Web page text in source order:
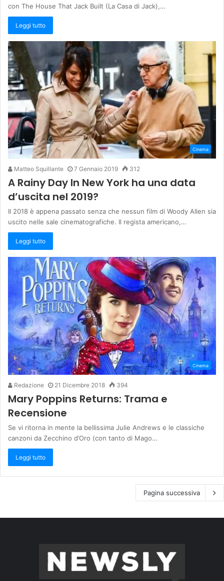
con The House That Jack Built (La Casa di Jack),…
Leggi tutto
Cinema
Matteo Squillante 7 Gennaio 2019 312
A Rainy Day In New York ha una data
d’uscita nel 2019?
Il 2018 è appena passato senza che nessun film di Woody Allen sia
uscito nelle sale cinematografiche. Il regista americano,…
Leggi tutto
Cinema
Redazione 21 Dicembre 2018 394
Mary Poppins Returns: Trama e
Recensione
Se vi ritorna in mente la bellissima Julie Andrews e le classiche
canzoni da Zecchino d’Oro (con tanto di Mago…
Leggi tutto
Pagina successiva